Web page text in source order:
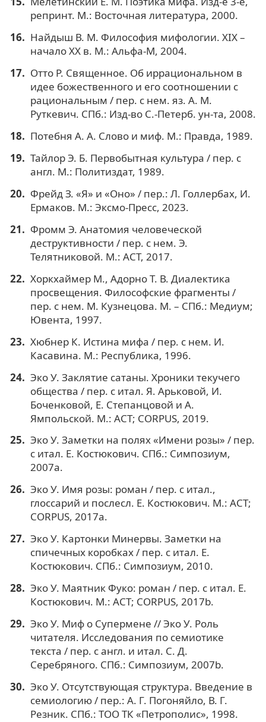
репринт. М.: Восточная литература, 2000.
Найдыш В. М. Философия мифологии. XIX –
начало XX в. М.: Альфа-М, 2004.
Отто Р. Священное. Об иррациональном в
идее божественного и его соотношении с
рациональным / пер. с нем. яз. А. М.
Руткевич. СПб.: Изд-во С.-Петерб. ун-та, 2008.
Потебня А. А. Слово и миф. М.: Правда, 1989.
Тайлор Э. Б. Первобытная культура / пер. с
англ. М.: Политиздат, 1989.
Фрейд З. «Я» и «Оно» / пер.: Л. Голлербах, И.
Ермаков. М.: Эксмо-Пресс, 2023.
Фромм Э. Анатомия человеческой
деструктивности / пер. с нем. Э.
Телятниковой. М.: АСТ, 2017.
Хоркхаймер М., Адорно Т. В. Диалектика
просвещения. Философские фрагменты /
пер. с нем. М. Кузнецова. М. – СПб.: Медиум;
Ювента, 1997.
Хюбнер К. Истина мифа / пер. с нем. И.
Касавина. М.: Республика, 1996.
Эко У. Заклятие сатаны. Хроники текучего
общества / пер. с итал. Я. Арьковой, И.
Боченковой, Е. Степанцовой и А.
Ямпольской. М.: АСТ; CORPUS, 2019.
Эко У. Заметки на полях «Имени розы» / пер.
с итал. Е. Костюкович. СПб.: Симпозиум,
2007a.
Эко У. Имя розы: роман / пер. с итал.,
глоссарий и послесл. Е. Костюкович. М.: АСТ;
CORPUS, 2017a.
Эко У. Картонки Минервы. Заметки на
спичечных коробках / пер. с итал. Е.
Костюкович. СПб.: Симпозиум, 2010.
Эко У. Маятник Фуко: роман / пер. с итал. Е.
Костюкович. М.: АСТ; CORPUS, 2017b.
Эко У. Миф о Супермене // Эко У. Роль
читателя. Исследования по семиотике
текста / пер. с англ. и итал. С. Д.
Серебряного. СПб.: Симпозиум, 2007b.
Эко У. Отсутствующая структура. Введение в
семиологию / пер.: А. Г. Погоняйло, В. Г.
Резник. СПб.: ТОО ТК «Петрополис», 1998.